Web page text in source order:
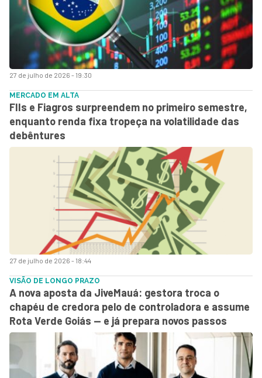
27 de julho de 2026 - 19:30
27 de julho de 2026 - 18:44
MERCADO EM ALTA
FIIs e Fiagros surpreendem no primeiro semestre,
enquanto renda fixa tropeça na volatilidade das
debêntures
VISÃO DE LONGO PRAZO
A nova aposta da JiveMauá: gestora troca o
chapéu de credora pelo de controladora e assume
Rota Verde Goiás — e já prepara novos passos